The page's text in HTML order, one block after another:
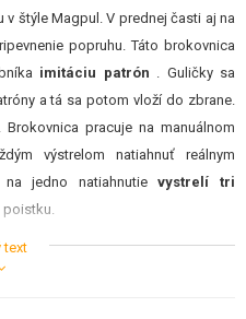
štýle Magpul. V prednej časti aj na
popruhu. Táto brokovnica
imitáciu patrón . Guličky sa
a tá sa potom vloží do zbrane.
. Brokovnica pracuje na manuálnom
výstrelom natiahnuť reálnym
na jedno natiahnutievystrelí tri
poistku.
text